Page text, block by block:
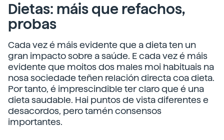
Dietas: máis que refachos,
probas
Cada vez é máis evidente que a dieta ten un
gran impacto sobre a saúde. E cada vez é máis
evidente que moitos dos males moi habituais na
nosa sociedade teñen relación directa coa dieta.
Por tanto, é imprescindible ter claro que é una
dieta saudable. Hai puntos de vista diferentes e
desacordos, pero tamén consensos
importantes.